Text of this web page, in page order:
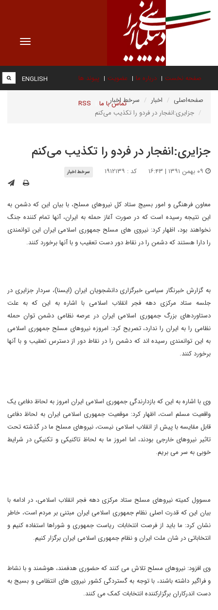
Toggle
صفحه نخست درباره ما عضویت پیوند ها
تماس با ما RSS
ENGLISH
صفحه‌اصلی اخبار
سرخط اخبار
جزایری:انفجار در فردو را تکذیب می‌کنم
جزایری:انفجار در فردو را تکذیب می‌کنم
کد : ۱۹۱۲۱۳۹ سرخط اخبار
معاون فرهنگی و امور بسیج ستاد کل نیروهای مسلح، با بیان این که دشمن به
این نتیجه رسیده است که در صورت آغاز حمله به ایران، آنها تمام کننده جنگ
نخواهند بود، اظهار کرد: نیروی های مسلح جمهوری اسلامی ایران این توانمندی
را دارا هستند که دشمن را در نقاط دور دست تعقیب و با آنها برخورد کنند.
به گزارش خبرنگار سیاسی خبرگزاری دانشجویان ایران (ایسنا)، سردار جزایری در
جلسه ستاد مرکزی دهه فجر انقلاب اسلامی با اشاره به این که به علت
دستاوردهای بزرگ جمهوری اسلامی ایران در عرصه نظامی دشمن توان حمله
نظامی را به ایران را ندارد، تصریح کرد: امروزه نیروهای مسلح جمهوری اسلامی
به این توانمندی رسیده اند که دشمن را در نقاط دور از دسترس تعقیب و با آنها
برخورد کنند.
وی با اشاره به این که بازدارندگی جمهوری اسلامی ایران امروز به لحاظ دفاعی یک
واقعیت مسلم است، اظهار کرد: موقعیت جمهوری اسلامی ایران به لحاظ دفاعی
قابل مقایسه با پیش از انقلاب اسلامی نیست، نیروهای مسلح ما در گذشته تحت
تاثیر نیروهای خارجی بودند، اما امروز ما به لحاظ تاکنیکی و تکنیکی در شرایط
خوبی به سر می بریم.
مسوول کمیته نیروهای مسلح ستاد مرکزی دهه فجر انقلاب اسلامی، در ادامه با
بیان این که قدرت اصلی نظام جمهوری اسلامی ایران مبتنی بر مردم است، خاطر
نشان کرد: ما باید از فرصت انتخابات ریاست جمهوری و شوراها استفاده کنیم و
انتخاباتی در شان ملت ایران و نظام جمهوری اسلامی ایران برگزار کنیم.
وی افزود: نیروهای مسلح تلاش می کنند که حضوری هدفمند، هوشمند و با نشاط
و فراگیر داشته باشند، با توجه به گستردگی کشور نیروی های انتظامی و بسیج به
دست اندرکاران برگزارکننده انتخابات کمک می کنند.